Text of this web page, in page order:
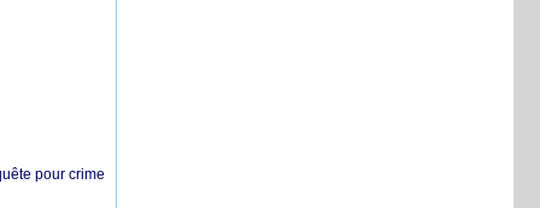
pour crime